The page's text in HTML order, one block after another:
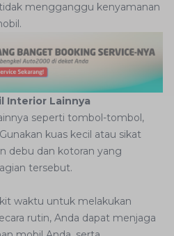
mengganggu kenyamanan
Interior Lainnya
seperti tombol-tombol,
kuas kecil atau sikat
debu dan kotoran yang
tersebut.
waktu untuk melakukan
rutin, Anda dapat menjaga